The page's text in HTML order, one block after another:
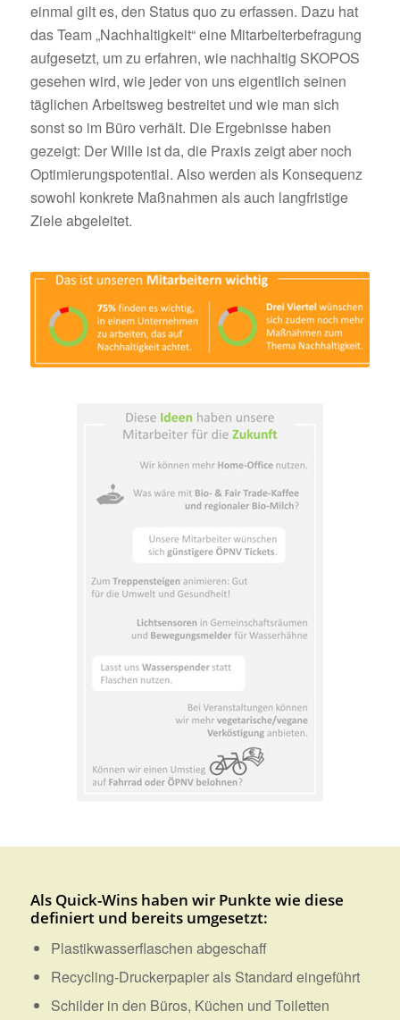
einmal gilt es, den Status quo zu erfassen. Dazu hat
das Team „Nachhaltigkeit“ eine Mitarbeiterbefragung
aufgesetzt, um zu erfahren, wie nachhaltig SKOPOS
gesehen wird, wie jeder von uns eigentlich seinen
täglichen Arbeitsweg bestreitet und wie man sich
sonst so im Büro verhält. Die Ergebnisse haben
gezeigt: Der Wille ist da, die Praxis zeigt aber noch
Optimierungspotential. Also werden als Konsequenz
sowohl konkrete Maßnahmen als auch langfristige
Ziele abgeleitet.
Als Quick-Wins haben wir Punkte wie diese
definiert und bereits umgesetzt:
Plastikwasserflaschen abgeschaff
Recycling-Druckerpapier als Standard eingeführt
Schilder in den Büros, Küchen und Toiletten